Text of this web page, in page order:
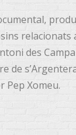
des
de
Pep Xomeu.